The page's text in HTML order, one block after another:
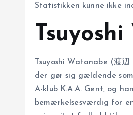
Statistikken kunne ikke
Tsuyoshi Watanabe (渡
der gør sig gældende
A-klub K.A.A. Gent, og
bemærkelsesværdig for